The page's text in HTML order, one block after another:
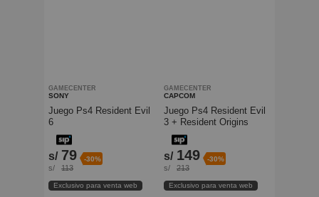
GAMECENTER
SONY
Juego Ps4 Resident Evil
6
s/ 79 -30%
s/ 113
Exclusivo para venta web
GAMECENTER
CAPCOM
Juego Ps4 Resident Evil
3 + Resident Origins
Collection
s/ 149 -30%
s/ 213
Exclusivo para venta web